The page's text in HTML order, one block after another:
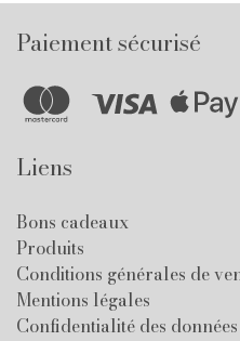
Paiement sécurisé
Liens
Bons cadeaux
Produits
Conditions générales de
Mentions légales
Confidentialité des données